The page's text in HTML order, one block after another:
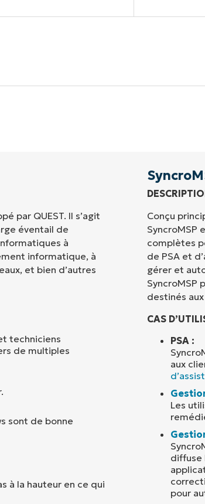
par QUEST. Il s’agit
éventail de
à
informatique, à
et bien d’autres
techniciens
de multiples
sont de bonne
à la hauteur en ce qui
Conçu
SyncroMSP
complètes
de PSA et
gérer et
SyncroMSP
destinés
CAS
PSA :
aux
Les
diffuse
pour
Company